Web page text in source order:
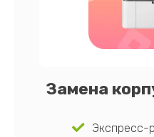
Замена
Экспресс-